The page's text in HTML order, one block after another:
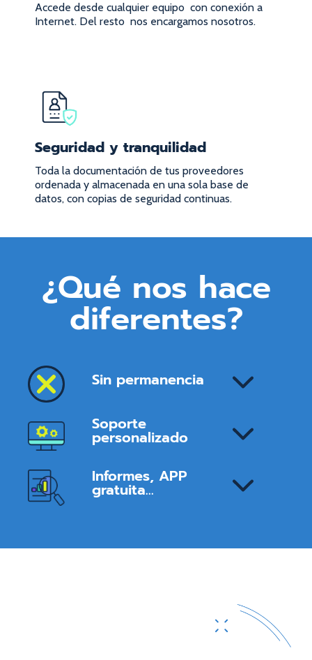
Accede desde cualquier equipo con conexión a
Internet. Del resto nos encargamos nosotros.
Seguridad y tranquilidad
Toda la documentación de tus proveedores
ordenada y almacenada en una sola base de
datos, con copias de seguridad continuas.
¿Qué nos hace
diferentes?
Sin permanencia
Soporte
personalizado
Informes, APP
gratuita…